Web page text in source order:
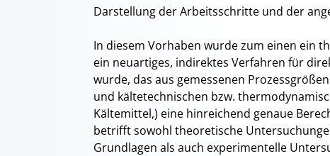
Darstellung der Arbeitsschritte und der
In diesem Vorhaben wurde zum einen ein
ein neuartiges, indirektes Verfahren für
wurde, das aus gemessenen
und kältetechnischen bzw.
Kältemittel,) eine hinreichend genaue
betrifft sowohl theoretische
Grundlagen als auch experimentelle